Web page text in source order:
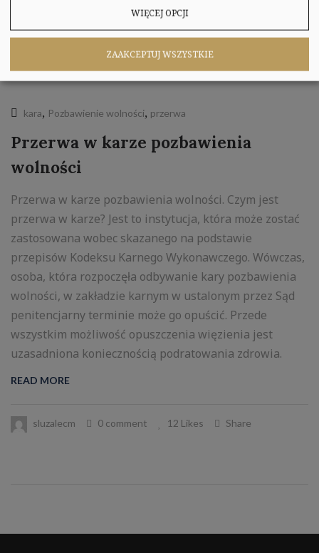
kara, Pozbawienie wolności, przerwa
Przerwa w karze pozbawienia
wolności
Przerwa w karze pozbawienia wolności. Czym jest
przerwa w karze? Jest to instytucja, która może zostać
zastosowana wobec skazanego na podstawie
przepisów Kodeksu Karnego Wykonawczego. Wówczas,
osoba, która rozpoczęła odbywanie kary pozbawienia
wolności, w zakładzie karnym w ustalonym przez Sąd
penitencjarny terminie może go opuścić. Przede
wszystkim możliwość opuszczenia więzienia jest
uzasadniona koniecznością podratowania zdrowia.
READ MORE
sluzalecm 0 comment 12 Likes Share
WIĘCEJ OPCJI
ZAAKCEPTUJ WSZYSTKIE